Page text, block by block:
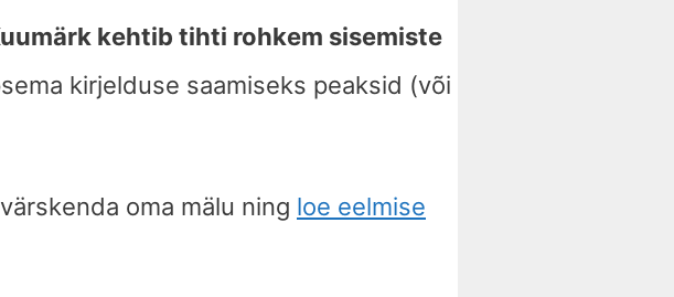
kehtib tihti rohkem sisemiste
kirjelduse saamiseks peaksid (või
oma mälu ning loe eelmise